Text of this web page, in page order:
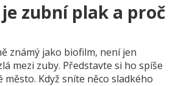
zubní plak a proč
známý jako biofilm, není jen
mezi zuby. Představte si ho spíše
Když sníte něco sladkého